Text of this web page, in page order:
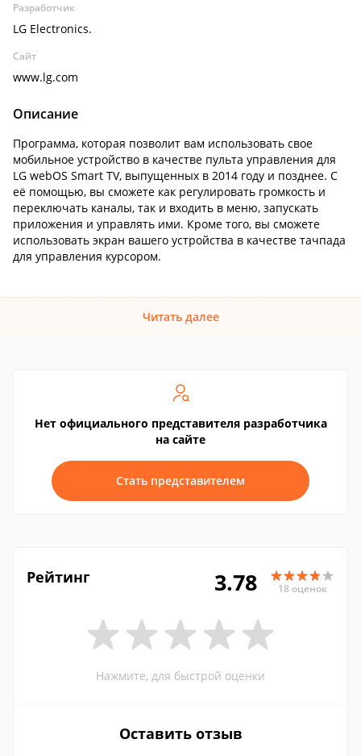
Разработчик
LG Electronics.
Сайт
www.lg.com
Описание
Программа, которая позволит вам использовать свое
мобильное устройство в качестве пульта управления для
LG webOS Smart TV, выпущенных в 2014 году и позднее. С
её помощью, вы сможете как регулировать громкость и
переключать каналы, так и входить в меню, запускать
приложения и управлять ими. Кроме того, вы сможете
использовать экран вашего устройства в качестве тачпада
для управления курсором.
Читать далее
Нет официального представителя разработчика
на сайте
Стать представителем
Рейтинг 3.78 18 оценок
Нажмите, для быстрой оценки
Оставить отзыв